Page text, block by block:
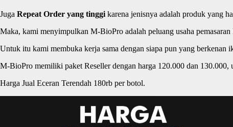
Juga Repeat Order yang tinggi karena jenisnya adalah produk yang
Maka, kami menyimpulkan M-BioPro adalah peluang usaha
Untuk itu kami membuka kerja sama dengan siapa pun yang berkenan
M-BioPro memiliki paket Reseller dengan harga 120.000 dan
Harga Jual Eceran Terendah 180rb per botol.